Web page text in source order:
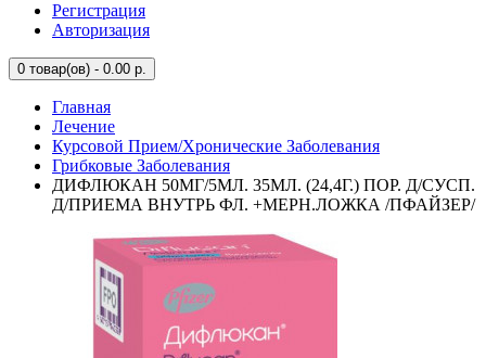
Регистрация
Авторизация
0 товар(ов) - 0.00 р.
Главная
Лечение
Курсовой Прием/Хронические Заболевания
Грибковые Заболевания
ДИФЛЮКАН 50МГ/5МЛ. 35МЛ. (24,4Г.) ПОР. Д/СУСП.
Д/ПРИЕМА ВНУТРЬ ФЛ. +МЕРН.ЛОЖКА /ПФАЙЗЕР/